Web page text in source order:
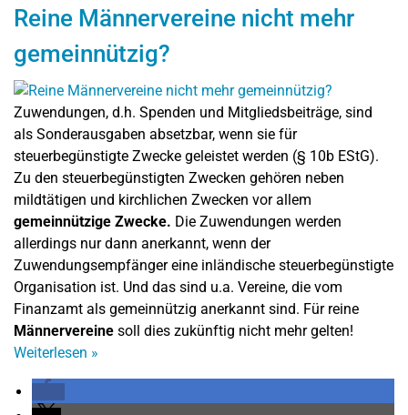
Reine Männervereine nicht mehr
gemeinnützig?
Zuwendungen, d.h. Spenden und Mitgliedsbeiträge, sind
als Sonderausgaben absetzbar, wenn sie für
steuerbegünstigte Zwecke geleistet werden (§ 10b EStG).
Zu den steuerbegünstigten Zwecken gehören neben
mildtätigen und kirchlichen Zwecken vor allem
gemeinnützige Zwecke. Die Zuwendungen werden
allerdings nur dann anerkannt, wenn der
Zuwendungsempfänger eine inländische steuerbegünstigte
Organisation ist. Und das sind u.a. Vereine, die vom
Finanzamt als gemeinnützig anerkannt sind. Für reine
Männervereine soll dies zukünftig nicht mehr gelten!
Weiterlesen »